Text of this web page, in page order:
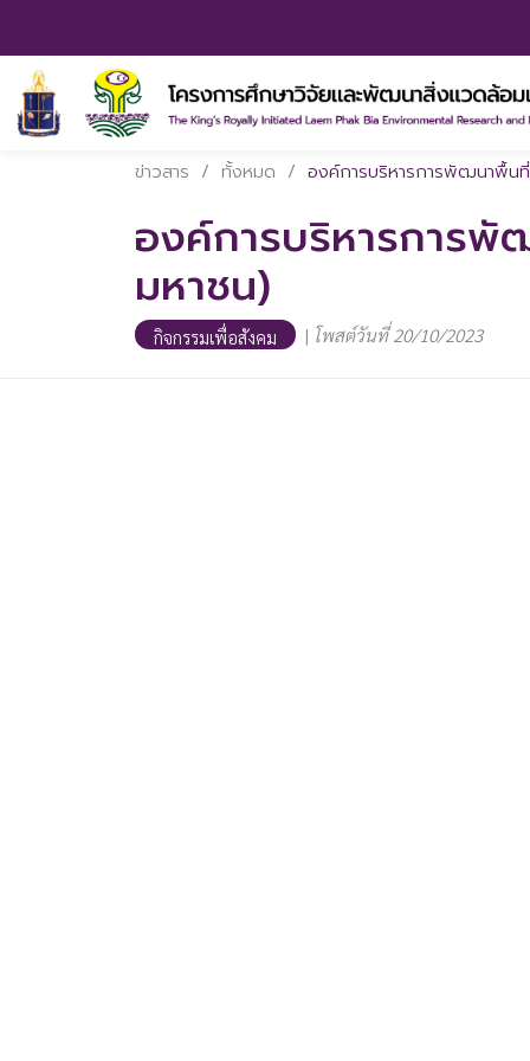
ข่าวสาร / ทั้งหมด / องค์การบริหารการพัฒนาพื้น
องค์การบริหารการพั
มหาชน)
กิจกรรมเพื่อสังคม | โพสต์วันที่ 20/10/2023